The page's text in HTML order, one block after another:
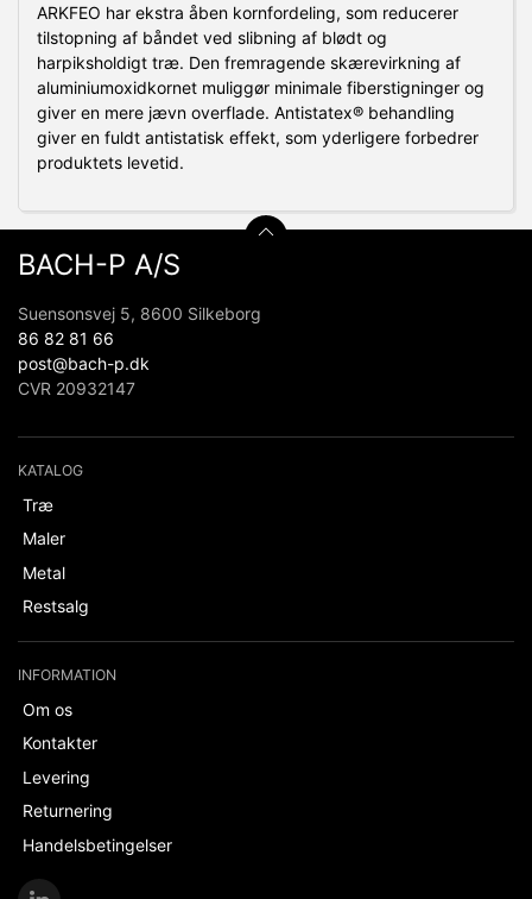
ARKFEO har ekstra åben kornfordeling, som reducerer
tilstopning af båndet ved slibning af blødt og
harpiksholdigt træ. Den fremragende skærevirkning af
aluminiumoxidkornet muliggør minimale fiberstigninger og
giver en mere jævn overflade. Antistatex® behandling
giver en fuldt antistatisk effekt, som yderligere forbedrer
produktets levetid.
BACH-P A/S
Suensonsvej 5, 8600 Silkeborg
86 82 81 66
post@bach-p.dk
CVR 20932147
KATALOG
Træ
Maler
Metal
Restsalg
INFORMATION
Om os
Kontakter
Levering
Returnering
Handelsbetingelser